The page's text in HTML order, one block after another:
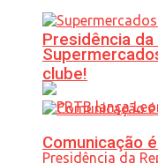
Presidência da
clube!
Comunicação